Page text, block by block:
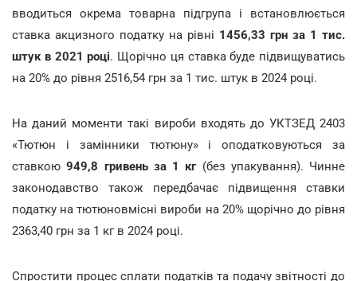
вводиться окрема товарна підгрупа і встановлюється
ставка акцизного податку на рівні 1456,33 грн за 1 тис.
штук в 2021 році. Щорічно ця ставка буде підвищуватись
на 20% до рівня 2516,54 грн за 1 тис. штук в 2024 році.
На даний моменти такі вироби входять до УКТЗЕД 2403
«Тютюн і замінники тютюну» і оподатковуються за
ставкою949,8 гривень за 1 кг(без упакування). Чинне
законодавство також передбачає підвищення ставки
податку на тютюновмісні вироби на 20% щорічно до рівня
2363,40 грн за 1 кг в 2024 році.
Спростити процес сплати податків та подачу звітності до